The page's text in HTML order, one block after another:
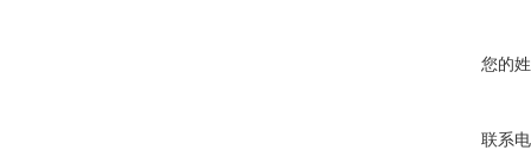
您的
联系